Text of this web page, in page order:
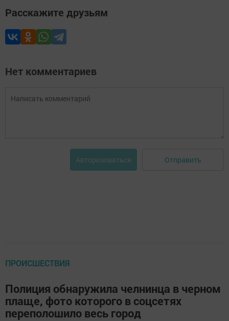
Расскажите друзьям
Нет комментариев
Авторизоваться Отправить
ПРОИСШЕСТВИЯ
Полиция обнаружила челнинца в черном
плаще, фото которого в соцсетях
переполошило весь город